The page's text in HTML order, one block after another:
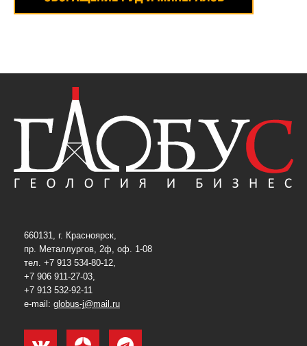
660131, г. Красноярск,
пр. Металлургов, 2ф, оф. 1-08
тел. +7 913 534-80-12,
+7 906 911-27-03,
+7 913 532-92-11
e-mail: globus-j@mail.ru